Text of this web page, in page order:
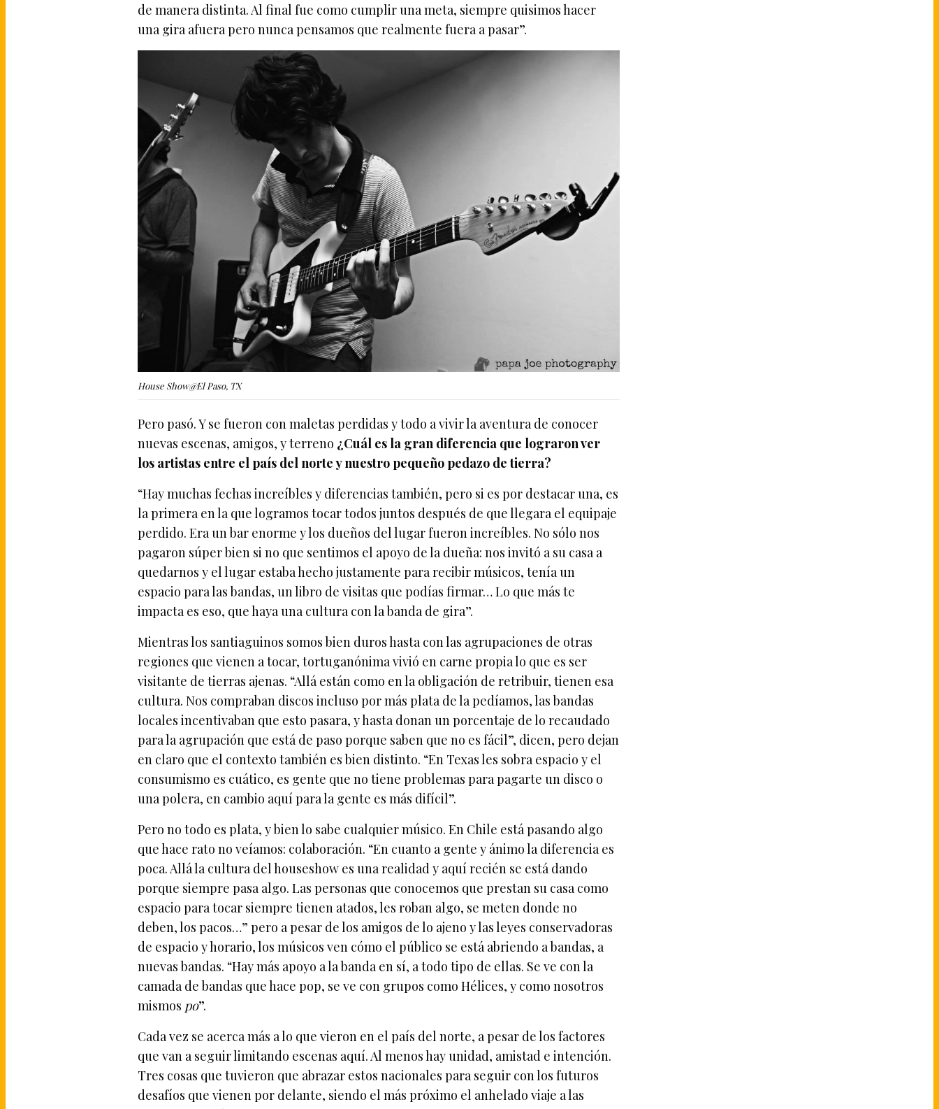
de manera distinta. Al final fue como cumplir una meta, siempre quisimos hacer
una gira afuera pero nunca pensamos que realmente fuera a pasar”.
House Show@El Paso, TX
Pero pasó. Y se fueron con maletas perdidas y todo a vivir la aventura de conocer
nuevas escenas, amigos, y terreno ¿Cuál es la gran diferencia que lograron ver
los artistas entre el país del norte y nuestro pequeño pedazo de tierra?
“Hay muchas fechas increíbles y diferencias también, pero si es por destacar una, es
la primera en la que logramos tocar todos juntos después de que llegara el equipaje
perdido. Era un bar enorme y los dueños del lugar fueron increíbles. No sólo nos
pagaron súper bien si no que sentimos el apoyo de la dueña: nos invitó a su casa a
quedarnos y el lugar estaba hecho justamente para recibir músicos, tenía un
espacio para las bandas, un libro de visitas que podías firmar… Lo que más te
impacta es eso, que haya una cultura con la banda de gira”.
Mientras los santiaguinos somos bien duros hasta con las agrupaciones de otras
regiones que vienen a tocar, tortuganónima vivió en carne propia lo que es ser
visitante de tierras ajenas. “Allá están como en la obligación de retribuir, tienen esa
cultura. Nos compraban discos incluso por más plata de la pedíamos, las bandas
locales incentivaban que esto pasara, y hasta donan un porcentaje de lo recaudado
para la agrupación que está de paso porque saben que no es fácil”, dicen, pero dejan
en claro que el contexto también es bien distinto. “En Texas les sobra espacio y el
consumismo es cuático, es gente que no tiene problemas para pagarte un disco o
una polera, en cambio aquí para la gente es más difícil”.
Pero no todo es plata, y bien lo sabe cualquier músico. En Chile está pasando algo
que hace rato no veíamos: colaboración. “En cuanto a gente y ánimo la diferencia es
poca. Allá la cultura del houseshow es una realidad y aquí recién se está dando
porque siempre pasa algo. Las personas que conocemos que prestan su casa como
espacio para tocar siempre tienen atados, les roban algo, se meten donde no
deben, los pacos…” pero a pesar de los amigos de lo ajeno y las leyes conservadoras
de espacio y horario, los músicos ven cómo el público se está abriendo a bandas, a
nuevas bandas. “Hay más apoyo a la banda en sí, a todo tipo de ellas. Se ve con la
camada de bandas que hace pop, se ve con grupos como Hélices, y como nosotros
mismos po”.
Cada vez se acerca más a lo que vieron en el país del norte, a pesar de los factores
que van a seguir limitando escenas aquí. Al menos hay unidad, amistad e intención.
Tres cosas que tuvieron que abrazar estos nacionales para seguir con los futuros
desafíos que vienen por delante, siendo el más próximo el anhelado viaje a las